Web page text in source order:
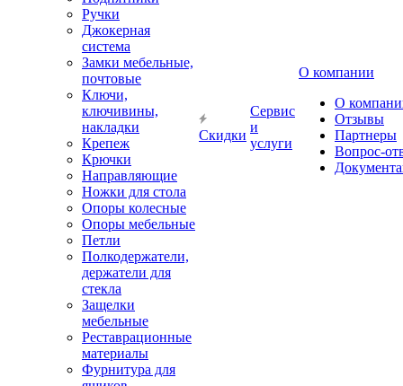
Ручки
Джокерная
система
Замки мебельные,
почтовые
Ключи,
ключивины,
накладки
Крепеж
Крючки
Направляющие
Ножки для стола
Опоры колесные
Опоры мебельные
Петли
Полкодержатели,
держатели для
стекла
Защелки
мебельные
Реставрационные
материалы
Фурнитура для
Скидки
Сервис
и
услуги
О компании
О
Отзывы
Партнеры
Вопрос-